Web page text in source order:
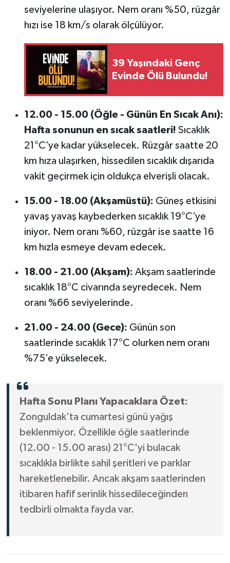
seviyelerine ulaşıyor. Nem oranı %50, rüzgâr
hızı ise 18 km/s olarak ölçülüyor.
39 Yaşındaki Genç
Evinde Ölü Bulundu!
12.00 - 15.00 (Öğle - Günün En Sıcak Anı):
Hafta sonunun en sıcak saatleri! Sıcaklık
21°C’ye kadar yükselecek. Rüzgâr saatte 20
km hıza ulaşırken, hissedilen sıcaklık dışarıda
vakit geçirmek için oldukça elverişli olacak.
15.00 - 18.00 (Akşamüstü): Güneş etkisini
yavaş yavaş kaybederken sıcaklık 19°C’ye
iniyor. Nem oranı %60, rüzgâr ise saatte 16
km hızla esmeye devam edecek.
18.00 - 21.00 (Akşam): Akşam saatlerinde
sıcaklık 18°C civarında seyredecek. Nem
oranı %66 seviyelerinde.
21.00 - 24.00 (Gece): Günün son
saatlerinde sıcaklık 17°C olurken nem oranı
%75’e yükselecek.
Hafta Sonu Planı Yapacaklara Özet:
Zonguldak'ta cumartesi günü yağış
beklenmiyor. Özellikle öğle saatlerinde
(12.00 - 15.00 arası) 21°C'yi bulacak
sıcaklıkla birlikte sahil şeritleri ve parklar
hareketlenebilir. Ancak akşam saatlerinden
itibaren hafif serinlik hissedileceğinden
tedbirli olmakta fayda var.